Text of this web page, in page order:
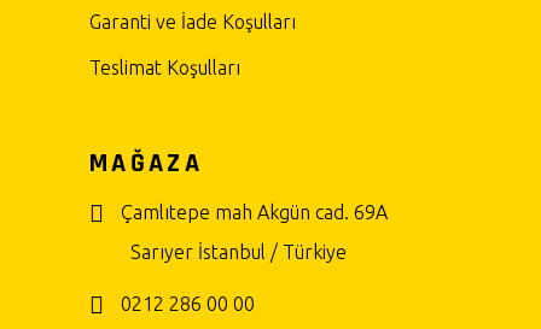
Garanti ve İade Koşulları
Teslimat Koşulları
MAĞAZA
Çamlıtepe mah Akgün cad. 69A
Sarıyer İstanbul / Türkiye
0212 286 00 00